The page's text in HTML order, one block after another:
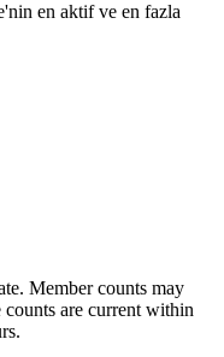
en aktif ve en fazla
Member counts may
are current within